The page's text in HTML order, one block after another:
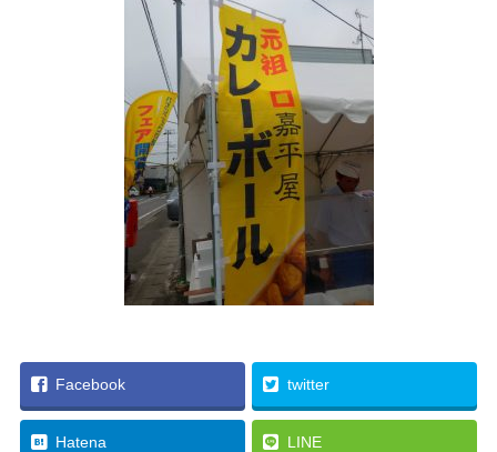
Facebook twitter
Hatena LINE